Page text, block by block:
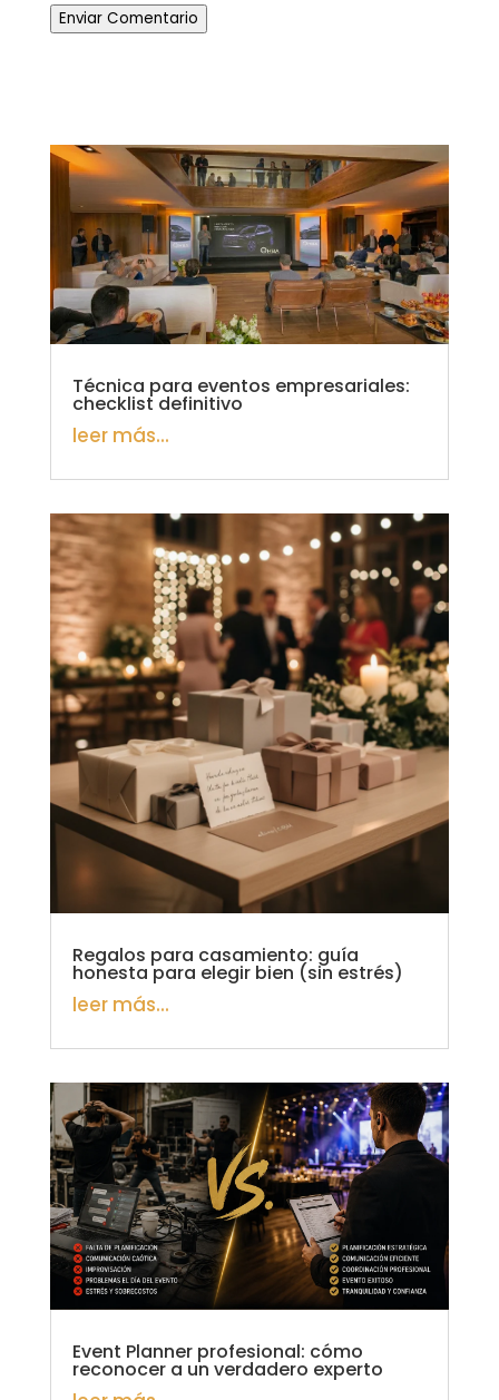
Enviar Comentario
Técnica para eventos empresariales:
checklist definitivo
leer más...
Regalos para casamiento: guía
honesta para elegir bien (sin estrés)
leer más...
Event Planner profesional: cómo
reconocer a un verdadero experto